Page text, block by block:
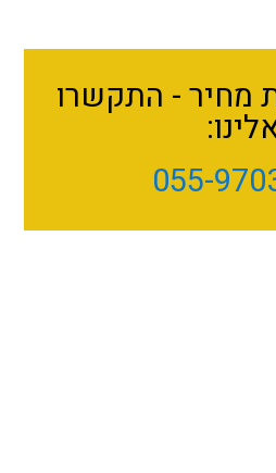
מחיר - התקשרו
055-